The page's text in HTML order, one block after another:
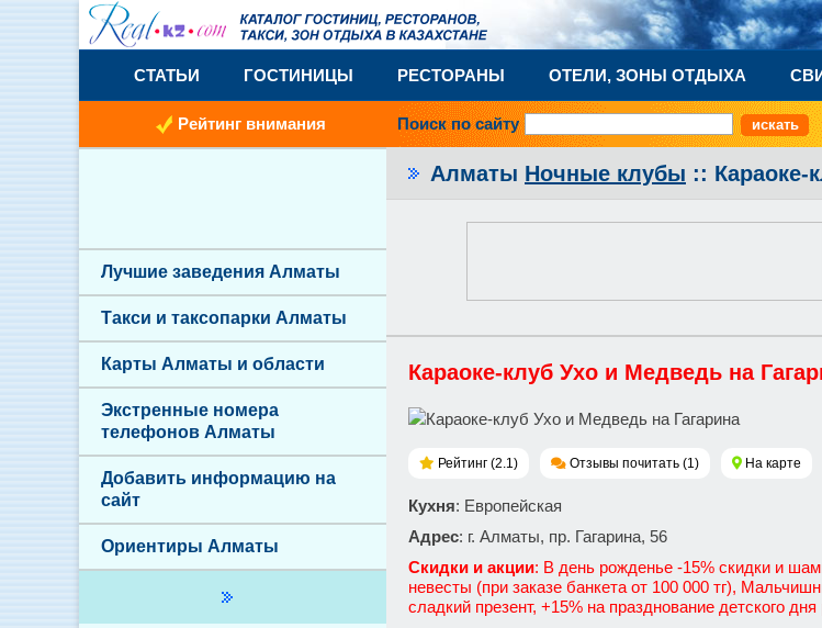
СТАТЬИ ГОСТИНИЦЫ РЕСТОРАНЫ ОТЕЛИ, ЗОНЫ ОТДЫХА
Рейтинг внимания Поиск по сайту
Алматы Ночные клубы :: Караоке-
Караоке-клуб Ухо и Медведь на
Рейтинг (2.1) Отзывы почитать (1) На карте
Кухня: Европейская
Адрес: г. Алматы, пр. Гагарина, 56
Скидки и акции: В день рожденье -15% скидки и
невесты (при заказе банкета от 100 000 тг),
сладкий презент, +15% на празднование детского
Лучшие заведения Алматы
Такси и таксопарки Алматы
Карты Алматы и области
Экстренные номера
телефонов Алматы
Добавить информацию на
сайт
Ориентиры Алматы